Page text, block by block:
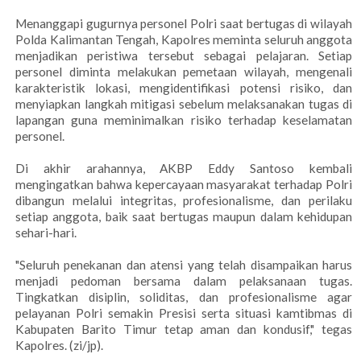
Menanggapi gugurnya personel Polri saat bertugas di wilayah
Polda Kalimantan Tengah, Kapolres meminta seluruh anggota
menjadikan peristiwa tersebut sebagai pelajaran. Setiap
personel diminta melakukan pemetaan wilayah, mengenali
karakteristik lokasi, mengidentifikasi potensi risiko, dan
menyiapkan langkah mitigasi sebelum melaksanakan tugas di
lapangan guna meminimalkan risiko terhadap keselamatan
personel.
Di akhir arahannya, AKBP Eddy Santoso kembali
mengingatkan bahwa kepercayaan masyarakat terhadap Polri
dibangun melalui integritas, profesionalisme, dan perilaku
setiap anggota, baik saat bertugas maupun dalam kehidupan
sehari-hari.
"Seluruh penekanan dan atensi yang telah disampaikan harus
menjadi pedoman bersama dalam pelaksanaan tugas.
Tingkatkan disiplin, soliditas, dan profesionalisme agar
pelayanan Polri semakin Presisi serta situasi kamtibmas di
Kabupaten Barito Timur tetap aman dan kondusif," tegas
Kapolres. (zi/jp).